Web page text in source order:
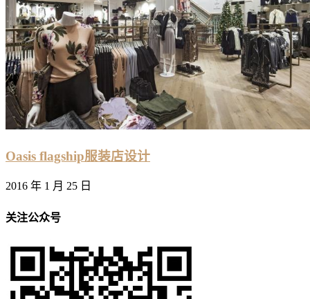
Oasis flagship服装店设计
2016 年 1 月 25 日
关注公众号